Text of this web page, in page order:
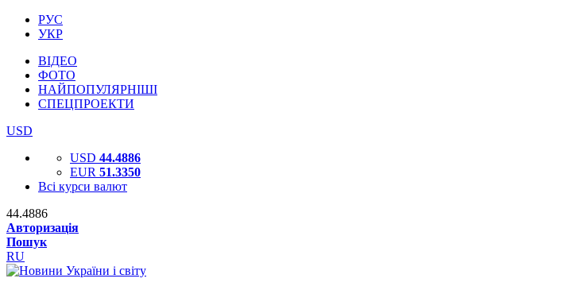
РУС
УКР
ВІДЕО
ФОТО
НАЙПОПУЛЯРНІШІ
СПЕЦПРОЕКТИ
USD
USD 44.4886
EUR 51.3350
Всі курси валют
44.4886
Авторизація
Пошук
RU